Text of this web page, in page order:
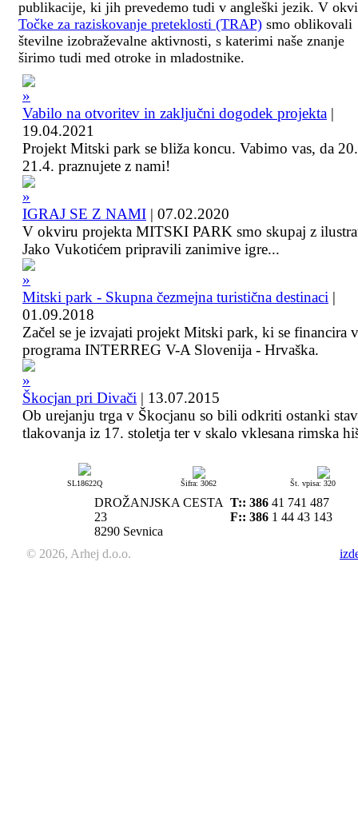
publikacije, ki jih prevedemo tudi v angleški jezik. V
Točke za raziskovanje preteklosti (TRAP) smo oblikovali
številne izobraževalne aktivnosti, s katerimi naše znanje
širimo tudi med otroke in mladostnike.
Vabilo na otvoritev in zaključni dogodek projekta |
19.04.2021
Projekt Mitski park se bliža koncu. Vabimo vas, da
21.4. praznujete z nami!
IGRAJ SE Z NAMI | 07.02.2020
V okviru projekta MITSKI PARK smo skupaj z
Jako Vukotićem pripravili zanimive igre...
Mitski park - Skupna čezmejna turistična destinaci |
01.09.2018
Začel se je izvajati projekt Mitski park, ki se financira
programa INTERREG V-A Slovenija - Hrvaška.
Škocjan pri Divači | 13.07.2015
Ob urejanju trga v Škocjanu so bili odkriti ostanki
tlakovanja iz 17. stoletja ter v skalo vklesana rimska
SL18622Q Šifra: 3062 Št. vpisa: 320
DROŽANJSKA CESTA
23
8290 Sevnica
T:: 386 41 741 487
F:: 386 1 44 43 143
© 2026, Arhej d.o.o.